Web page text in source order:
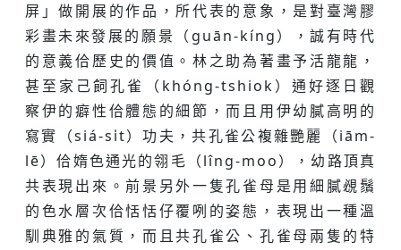
屏」做開展的作品，所代表的意象，是對臺灣膠
彩畫未來發展的願景（guān-kíng），誠有時代
的意義佮歷史的價值。林之助為著畫予活龍龍，
甚至家己飼孔雀（khóng-tshiok）通好逐日觀
察伊的癖性佮體態的細節，而且用伊幼膩高明的
寫實（siá-si̍t）功夫，共孔雀公複雜艷麗（iām-
lē）佮媠色通光的翎毛（lîng-moo），幼路頂真
共表現出來。前景另外一隻孔雀母是用細膩覕鬚
的色水層次佮恬恬仔覆咧的姿態，表現出一種溫
馴典雅的氣質，而且共孔雀公、孔雀母兩隻的特